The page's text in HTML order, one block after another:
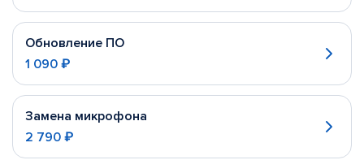
Обновление ПО
1 090 ₽
Замена микрофона
2 790 ₽